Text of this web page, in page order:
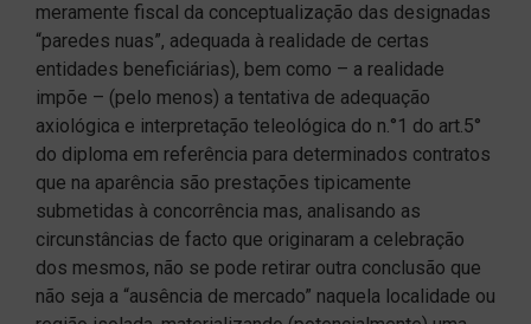
meramente fiscal da conceptualização das designadas
“paredes nuas”, adequada à realidade de certas
entidades beneficiárias), bem como – a realidade
impõe – (pelo menos) a tentativa de adequação
axiológica e interpretação teleológica do n.°1 do art.5°
do diploma em referência para determinados contratos
que na aparência são prestações tipicamente
submetidas à concorrência mas, analisando as
circunstâncias de facto que originaram a celebração
dos mesmos, não se pode retirar outra conclusão que
não seja a “ausência de mercado” naquela localidade ou